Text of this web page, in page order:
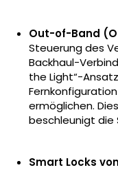
Out-of-Band
Steuerung des
Backhaul-
the Light“-
ermöglichen.
beschleunigt die
Smart Locks